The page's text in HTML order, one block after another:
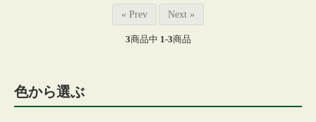
« Prev Next »
3商品中 1-3商品
色から選ぶ